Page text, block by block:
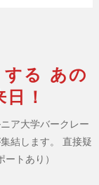
る あの
！
ア大学バークレー
結します。
直接疑
トあり）